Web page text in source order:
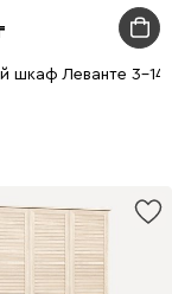
шкаф Леванте 3-